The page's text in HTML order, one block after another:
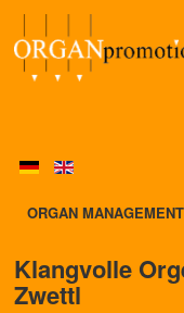
ORGAN
Klangvolle
Zwettl